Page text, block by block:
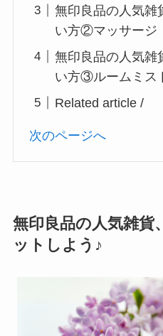
無印良品の人気雑
い方②マッサージ
無印良品の人気雑
い方③ルームミス
Related article /
次のページへ
無印良品の人気雑
ットしよう♪